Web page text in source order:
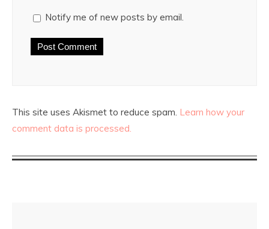
Notify me of new posts by email.
This site uses Akismet to reduce spam. Learn how your
comment data is processed.